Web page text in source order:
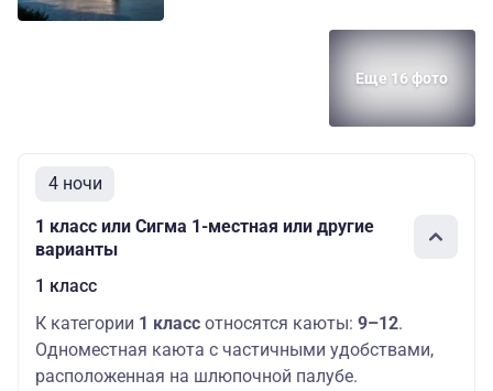
Еще 16 фото
4 ночи
1 класс или Сигма 1-местная или другие
варианты
1 класс
К категории 1 класс относятся каюты: 9–12.
Одноместная каюта с частичными удобствами,
расположенная на шлюпочной палубе.